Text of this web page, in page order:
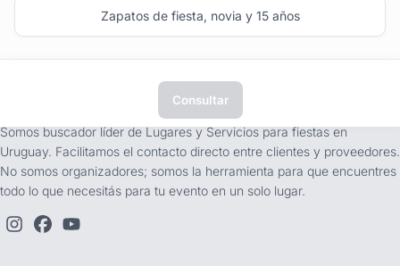
Zapatos de fiesta, novia y 15 años
Consultar
Somos buscador líder de Lugares y Servicios para fiestas en
Uruguay. Facilitamos el contacto directo entre clientes y proveedores.
No somos organizadores; somos la herramienta para que encuentres
todo lo que necesitás para tu evento en un solo lugar.